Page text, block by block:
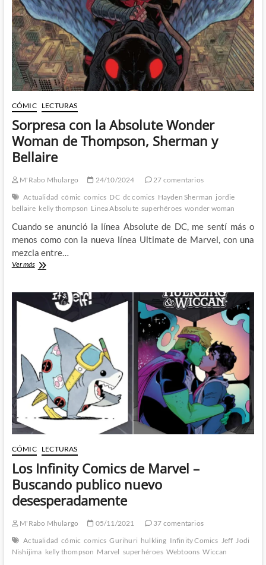
DC
CÓMIC LECTURAS
Sorpresa con la Absolute Wonder
Woman de Thompson, Sherman y
Bellaire
M'Rabo Mhulargo 24/10/2024
27 comentarios
Actualidad cómic comics DC dc comics Hayden Sherman jordie
bellaire kelly thompson Linea Absolute superhéroes wonder woman
Cuando se anunció la línea Absolute de DC, me sentí más o
menos como con la nueva línea Ultimate de Marvel, con una
mezcla entre…
Ver másSorpresa
Absolute
Wonder
Woman
Thompson,
Sherman
Bellaire
CÓMIC LECTURAS
Los Infinity Comics de Marvel –
Buscando publico nuevo
desesperadamente
M'Rabo Mhulargo 05/11/2021
37 comentarios
Actualidad cómic comics Gurihuri hulkling Infinity Comics Jeff Jodi
Nishijima kelly thompson Marvel superhéroes Webtoons Wiccan